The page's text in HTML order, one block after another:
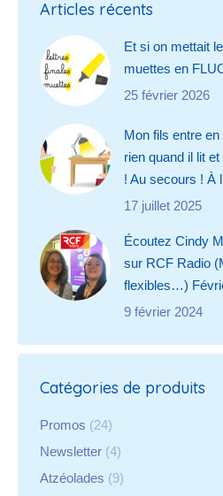
Articles récents
Et si on mettait
muettes en
25 février 2026
Mon fils entre
rien quand il lit et
! Au secours ! À
17 juillet 2025
Écoutez Cindy
sur RCF Radio
flexibles…)
9 février 2024
Catégories de produits
Promos (24)
Newsletter (4)
Atzéolades (9)